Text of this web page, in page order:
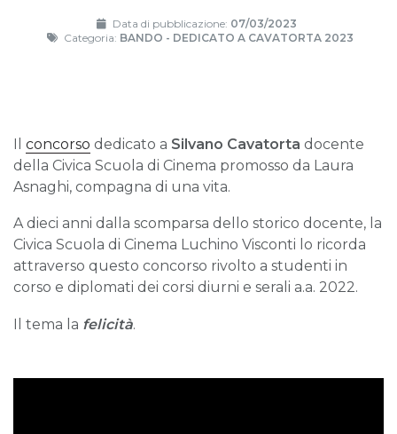
Data di pubblicazione: 07/03/2023
Categoria: BANDO - DEDICATO A CAVATORTA 2023
Il concorso dedicato a Silvano Cavatorta docente
della Civica Scuola di Cinema promosso da Laura
Asnaghi, compagna di una vita.
A dieci anni dalla scomparsa dello storico docente, la
Civica Scuola di Cinema Luchino Visconti lo ricorda
attraverso questo concorso rivolto a studenti in
corso e diplomati dei corsi diurni e serali a.a. 2022.
Il tema la felicità.